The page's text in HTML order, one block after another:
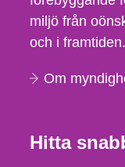
miljö från
och i framtiden.
Om
Hitta